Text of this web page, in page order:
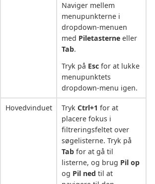
Naviger mellem
menupunkterne i
dropdown-menuen
med Piletasterneeller
Tab.
Tryk på Escfor at lukke
menupunktets
dropdown-menu igen.
Hovedvinduet Tryk Ctrl+1 for at
placere fokus i
filtreringsfeltet over
søgelisterne. Tryk på
Tabfor at gå til
listerne, og brug Pil op
og Pil ned til at